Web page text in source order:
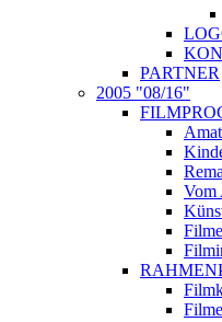
PARTNER
2005 "08/16"
Vom